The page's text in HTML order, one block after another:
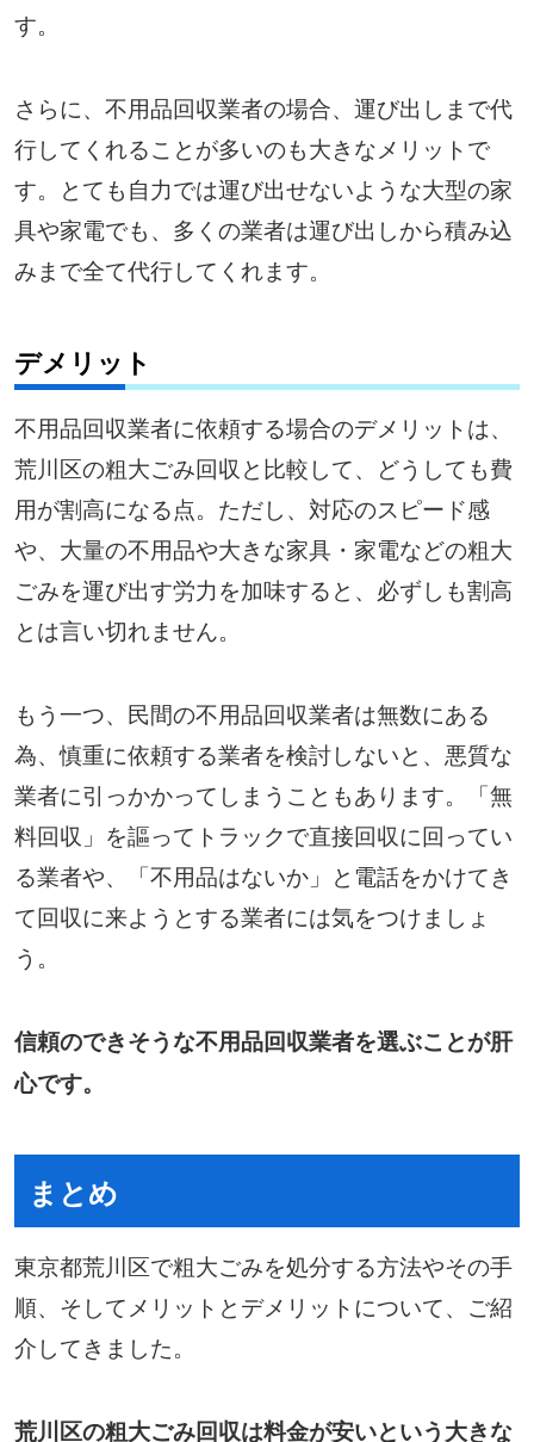
す。
さらに、不用品回収業者の場合、運び出しまで代
行してくれることが多いのも大きなメリットで
す。とても自力では運び出せないような大型の家
具や家電でも、多くの業者は運び出しから積み込
みまで全て代行してくれます。
デメリット
不用品回収業者に依頼する場合のデメリットは、
荒川区の粗大ごみ回収と比較して、どうしても費
用が割高になる点。ただし、対応のスピード感
や、大量の不用品や大きな家具・家電などの粗大
ごみを運び出す労力を加味すると、必ずしも割高
とは言い切れません。
もう一つ、民間の不用品回収業者は無数にある
為、慎重に依頼する業者を検討しないと、悪質な
業者に引っかかってしまうこともあります。「無
料回収」を謳ってトラックで直接回収に回ってい
る業者や、「不用品はないか」と電話をかけてき
て回収に来ようとする業者には気をつけましょ
う。
信頼のできそうな不用品回収業者を選ぶことが肝
心です。
まとめ
東京都荒川区で粗大ごみを処分する方法やその手
順、そしてメリットとデメリットについて、ご紹
介してきました。
荒川区の粗大ごみ回収は料金が安いという大きな